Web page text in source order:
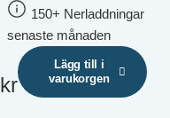
150+ Nerladdningar
senaste månaden
kr
Lägg till i
varukorgen